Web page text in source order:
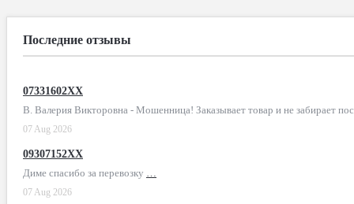
Последние отзывы
07331602XX
В. Валерия Викторовна - Мошенница! Заказывает товар и не забирает
07 Aug 2026
09307152XX
Диме спасибо за перевозку …
07 Aug 2026